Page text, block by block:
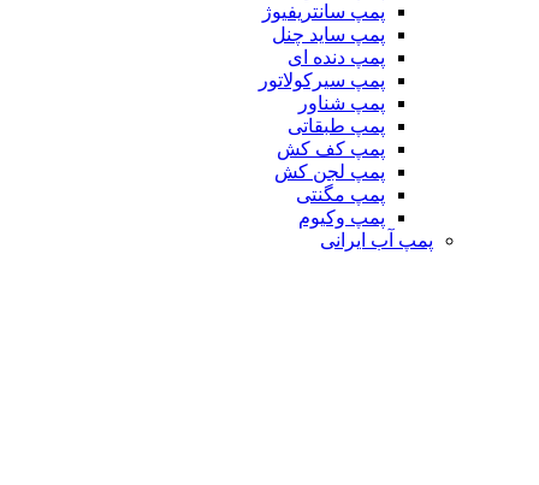
پمپ سانتریفیوژ
پمپ ساید چنل
پمپ دنده ای
پمپ سیرکولاتور
پمپ شناور
پمپ طبقاتی
پمپ کف کش
پمپ لجن کش
پمپ مگنتی
پمپ وکیوم
پمپ آب ایرانی